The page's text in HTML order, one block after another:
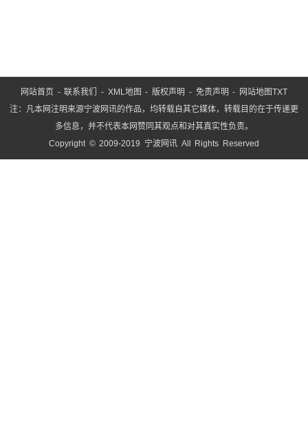
网站首页 -联系我们 - XML地图 -版权声明 - 免责声明 - 网站地图TXT
注：凡本网注明来源宁波网讯的作品，均转载自其它媒体，转载目的在于传递更
多信息，并不代表本网赞同其观点和对其真实性负责。
Copyright © 2009-2019 宁波网讯 All Rights Reserved